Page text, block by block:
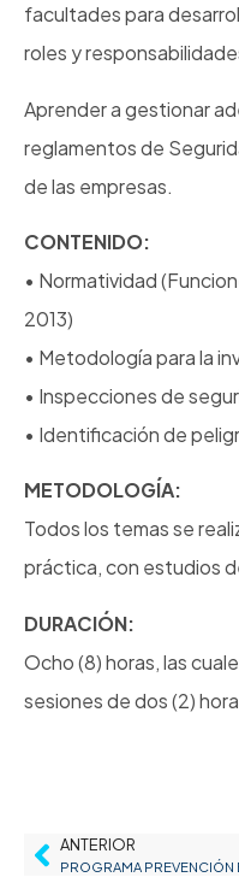
facultades para
roles y
Aprender a gestionar
reglamentos de
de las empresas.
CONTENIDO:
• Normatividad
2013)
• Metodología para la
• Inspecciones de
• Identificación de
METODOLOGÍA:
Todos los temas se
práctica, con estudios
DURACIÓN:
Ocho (8) horas, las
sesiones de dos (2)
ANTERIOR